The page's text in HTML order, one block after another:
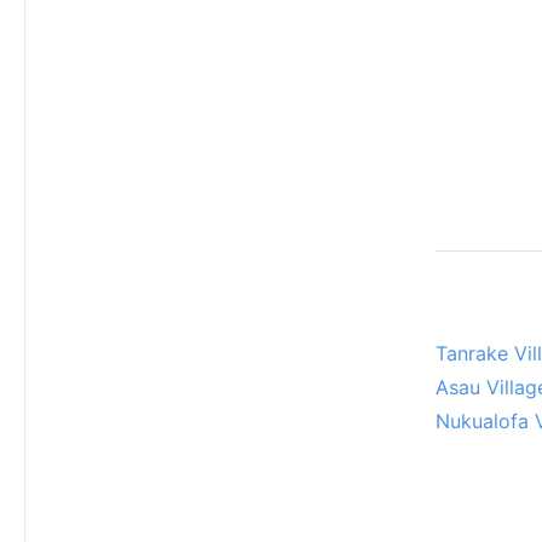
Tanrake
Asau
Nukualofa